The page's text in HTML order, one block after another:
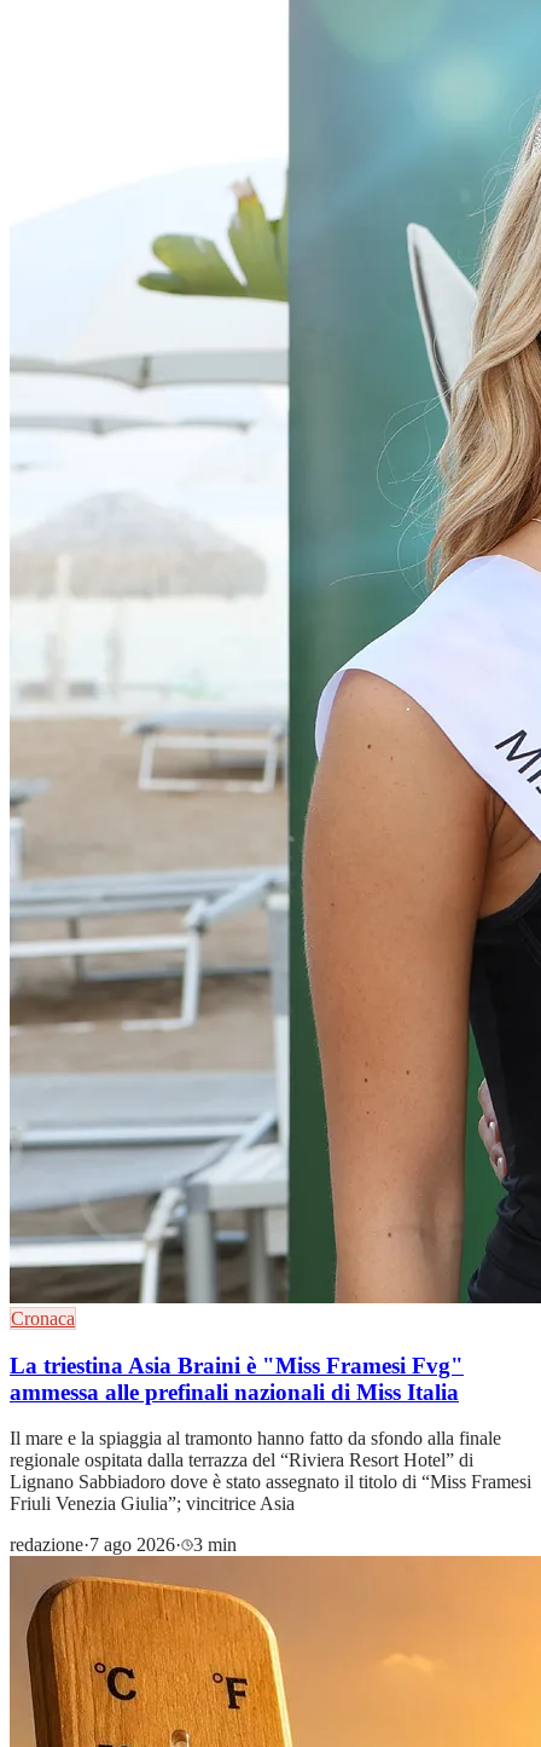
Cronaca
La triestina Asia Braini è "Miss Framesi Fvg"
ammessa alle prefinali nazionali di Miss Italia
Il mare e la spiaggia al tramonto hanno fatto da sfondo alla finale
regionale ospitata dalla terrazza del “Riviera Resort Hotel” di
Lignano Sabbiadoro dove è stato assegnato il titolo di “Miss Framesi
Friuli Venezia Giulia”; vincitrice Asia
redazione·7 ago 2026· 3 min